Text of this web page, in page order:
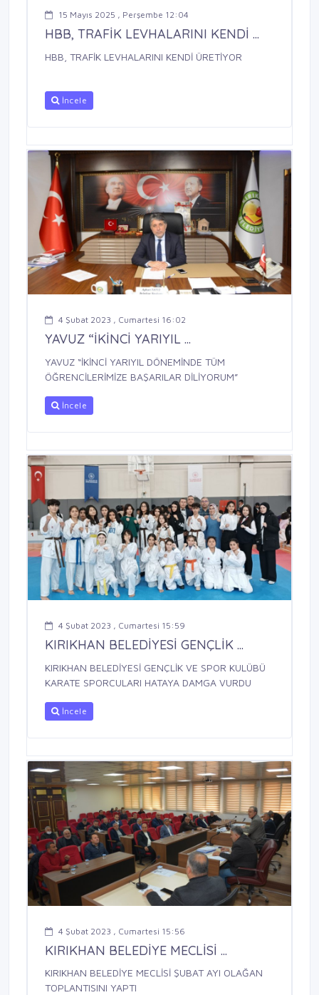
15 Mayıs 2025 , Perşembe 12:04
HBB, TRAFİK LEVHALARINI KENDİ ...
HBB, TRAFİK LEVHALARINI KENDİ ÜRETİYOR
İncele
4 Şubat 2023 , Cumartesi 16:02
YAVUZ “İKİNCİ YARIYIL ...
YAVUZ “İKİNCİ YARIYIL DÖNEMİNDE TÜM
ÖĞRENCİLERİMİZE BAŞARILAR DİLİYORUM”
İncele
4 Şubat 2023 , Cumartesi 15:59
KIRIKHAN BELEDİYESİ GENÇLİK ...
KIRIKHAN BELEDİYESİ GENÇLİK VE SPOR KULÜBÜ
KARATE SPORCULARI HATAYA DAMGA VURDU
İncele
4 Şubat 2023 , Cumartesi 15:56
KIRIKHAN BELEDİYE MECLİSİ ...
KIRIKHAN BELEDİYE MECLİSİ ŞUBAT AYI OLAĞAN
TOPLANTISINI YAPTI